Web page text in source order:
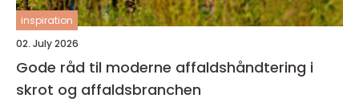
inspiration
02. July 2026
Gode råd til moderne affaldshåndtering i
skrot og affaldsbranchen